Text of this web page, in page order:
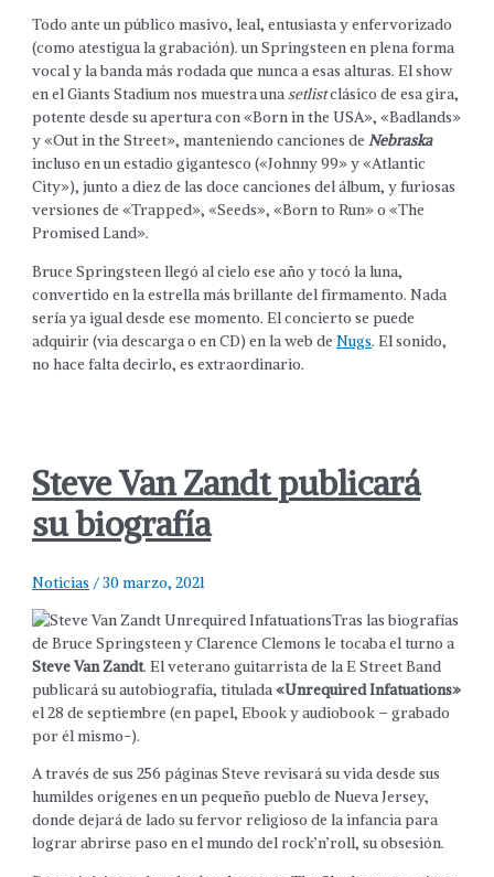
Todo ante un público masivo, leal, entusiasta y enfervorizado
(como atestigua la grabación). un Springsteen en plena forma
vocal y la banda más rodada que nunca a esas alturas. El show
en el Giants Stadium nos muestra unasetlistclásico de esa gira,
potente desde su apertura con «Born in the USA», «Badlands»
y «Out in the Street», manteniendo canciones deNebraska
incluso en un estadio gigantesco («Johnny 99» y «Atlantic
City»), junto a diez de las doce canciones del álbum, y furiosas
versiones de «Trapped», «Seeds», «Born to Run» o «The
Promised Land».
Bruce Springsteen llegó al cielo ese año y tocó la luna,
convertido en la estrella más brillante del firmamento. Nada
sería ya igual desde ese momento. El concierto se puede
adquirir (via descarga o en CD) en la web deNugs. El sonido,
no hace falta decirlo, es extraordinario.
Steve Van Zandt publicará
su biografía
Noticias /30 marzo, 2021
Tras las biografías
de Bruce Springsteen y Clarence Clemons le tocaba el turno a
Steve Van Zandt. El veterano guitarrista de la E Street Band
publicará su autobiografía, titulada«Unrequired Infatuations»
el 28 de septiembre (en papel, Ebook y audiobook – grabado
por él mismo-).
A través de sus 256 páginas Steve revisará su vida desde sus
humildes orígenes en un pequeño pueblo de Nueva Jersey,
donde dejará de lado su fervor religioso de la infancia para
lograr abrirse paso en el mundo del rock’n’roll, su obsesión.